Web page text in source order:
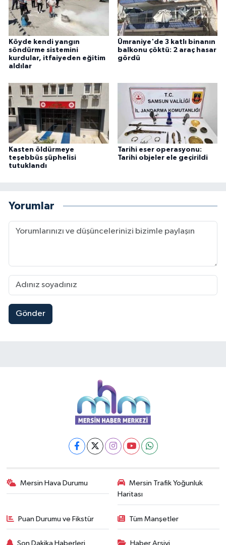
Köyde kendi yangın
söndürme sistemini
kurdular, itfaiyeden eğitim
aldılar
Ümraniye'de 3 katlı binanın
balkonu çöktü: 2 araç hasar
gördü
Kasten öldürmeye
teşebbüs şüphelisi
tutuklandı
Tarihi eser operasyonu:
Tarihi objeler ele geçirildi
Yorumlar
Gönder
Mersin Hava Durumu
Mersin Trafik Yoğunluk
Haritası
Puan Durumu ve Fikstür Tüm Manşetler
Son Dakika Haberleri Haber Arşivi